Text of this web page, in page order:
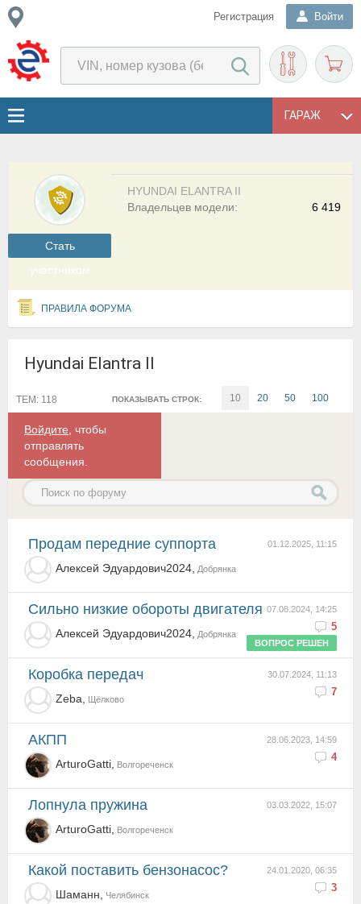
Регистрация Войти
ГАРАЖ
Cтать
участником
HYUNDAI ELANTRA II
6 419
Владельцев модели:
ПРАВИЛА ФОРУМА
Hyundai Elantra II
ПОКАЗЫВАТЬ СТРОК: 10 20 50 100
ТЕМ: 118
Войдите , чтобы
отправлять
сообщения.
01.12.2025, 11:15
Продам передние суппорта
Алексей Эдуардович2024, Добрянка
07.08.2024, 14:25
5
Сильно низкие обороты двигателя
Алексей Эдуардович2024,
Добрянка
ВОПРОС РЕШЕН
30.07.2024, 11:13
7
Коробка передач
Zeba, Щёлково
28.06.2023, 14:59
4
АКПП
ArturoGatti, Волгореченск
03.03.2022, 15:07
Лопнула пружина
ArturoGatti, Волгореченск
24.01.2020, 06:35
3
Какой поставить бензонасос?
Шаманн, Челябинск